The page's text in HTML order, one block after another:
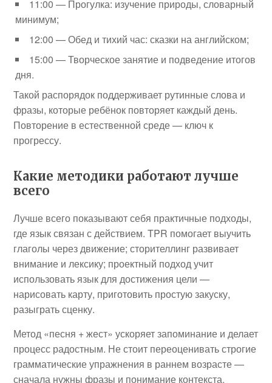
11:00 — Прогулка: изучение природы, словарный
минимум;
12:00 — Обед и тихий час: сказки на английском;
15:00 — Творческое занятие и подведение итогов
дня.
Такой распорядок поддерживает рутинные слова и
фразы, которые ребёнок повторяет каждый день.
Повторение в естественной среде — ключ к
прогрессу.
Какие методики работают лучше
всего
Лучше всего показывают себя практичные подходы,
где язык связан с действием. TPR помогает выучить
глаголы через движение; сторителлинг развивает
внимание и лексику; проектный подход учит
использовать язык для достижения цели —
нарисовать карту, приготовить простую закуску,
разыграть сценку.
Метод «песня + жест» ускоряет запоминание и делает
процесс радостным. Не стоит переоценивать строгие
грамматические упражнения в раннем возрасте —
сначала нужны фразы и понимание контекста.